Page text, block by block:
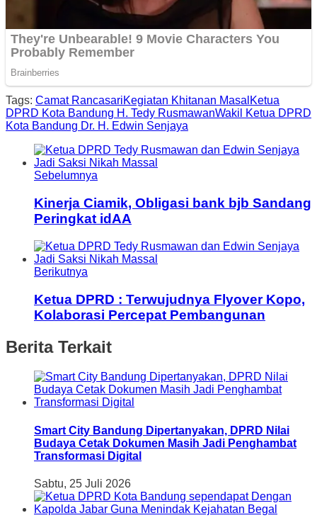
Tags: Camat RancasariKegiatan Khitanan Masal Ketua
DPRD Kota Bandung H. Tedy RusmawanWakil Ketua DPRD
Kota Bandung Dr. H. Edwin Senjaya
Sebelumnya
Kinerja Ciamik, Obligasi bank bjb Sandang
Peringkat idAA
Berikutnya
Ketua DPRD : Terwujudnya Flyover Kopo,
Kolaborasi Percepat Pembangunan
Berita Terkait
Smart City Bandung Dipertanyakan, DPRD Nilai
Budaya Cetak Dokumen Masih Jadi Penghambat
Transformasi Digital
Sabtu, 25 Juli 2026